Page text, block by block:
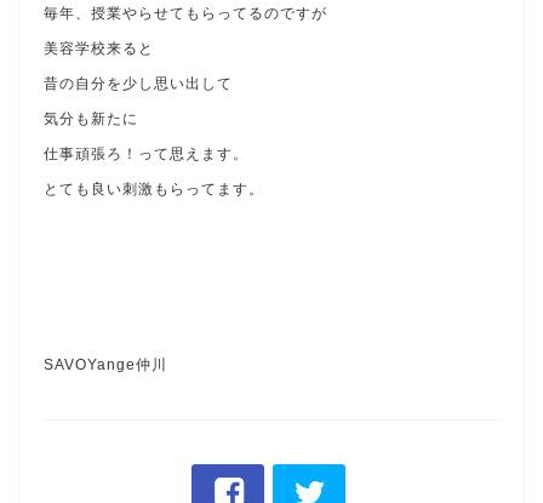
毎年、授業やらせてもらってるのですが
美容学校来ると
昔の自分を少し思い出して
気分も新たに
仕事頑張ろ！って思えます。
とても良い刺激もらってます。
SAVOYange仲川